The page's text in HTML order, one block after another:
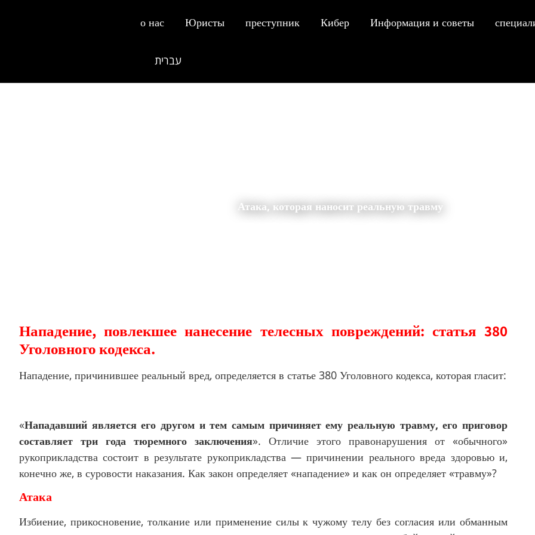
о нас Юристы преступник Кибер Информация и советы
עברית
Атака, которая наносит реальную травму
Нападение, повлекшее нанесение телесных повреждений: статья 380
Уголовного кодекса.
Нападение, причинившее реальный вред, определяется в статье 380 Уголовного кодекса, которая гласит:
«Нападавший является его другом и тем самым причиняет ему реальную травму, его приговор
составляет три года тюремного заключения». Отличие этого правонарушения от «обычного»
рукоприкладства состоит в результате рукоприкладства — причинении реального вреда здоровью и,
конечно же, в суровости наказания. Как закон определяет «нападение» и как он определяет «травму»?
Атака
Избиение, прикосновение, толкание или применение силы к чужому телу без согласия или обманным